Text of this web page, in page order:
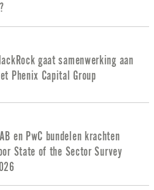
gaat samenwerking aan
Phenix Capital Group
en PwC bundelen krachten
State of the Sector Survey